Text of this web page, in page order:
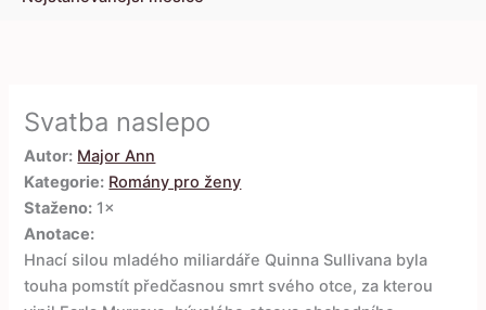
Svatba naslepo
Autor: Major Ann
Kategorie: Romány pro ženy
Staženo: 1×
Anotace:
Hnací silou mladého miliardáře Quinna Sullivana byla
touha pomstít předčasnou smrt svého otce, za kterou